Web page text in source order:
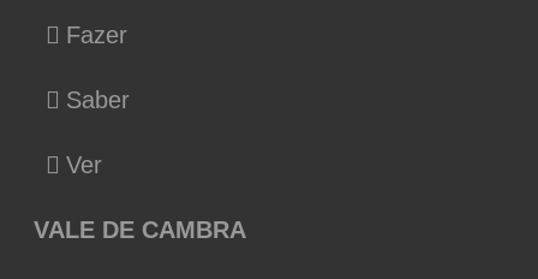
Fazer
Saber
Ver
VALE DE CAMBRA